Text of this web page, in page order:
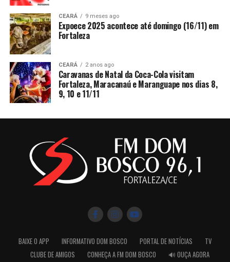
CEARÁ 9 meses ago
Expoece 2025 acontece até domingo (16/11) em
Fortaleza
CEARÁ 2 anos ago
Caravanas de Natal da Coca-Cola visitam
Fortaleza, Maracanaú e Maranguape nos dias 8,
9, 10 e 11/11
BAIXE O APP INFORMATIVO DOM BOSCO PORTAL DE NOTÍCIAS
TV
CLUBE DE AMIGOS
CONHEÇA A FM DOM BOSCO 🔊 OUÇA AGORA